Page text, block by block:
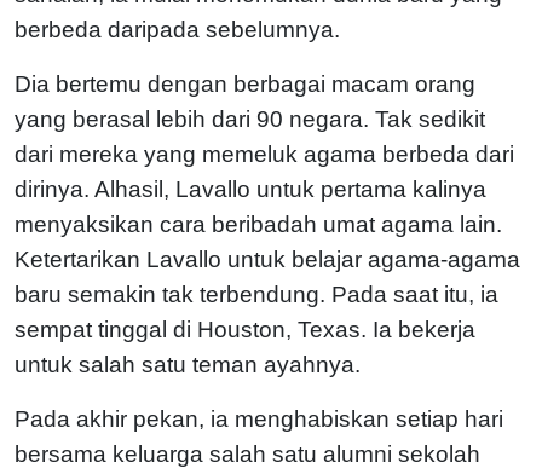
berbeda daripada sebelumnya.
Dia bertemu dengan berbagai macam orang
yang berasal lebih dari 90 negara. Tak sedikit
dari mereka yang memeluk agama berbeda dari
dirinya. Alhasil, Lavallo untuk pertama kalinya
menyaksikan cara beribadah umat agama lain.
Ketertarikan Lavallo untuk belajar agama-agama
baru semakin tak terbendung. Pada saat itu, ia
sempat tinggal di Houston, Texas. Ia bekerja
untuk salah satu teman ayahnya.
Pada akhir pekan, ia menghabiskan setiap hari
bersama keluarga salah satu alumni sekolah